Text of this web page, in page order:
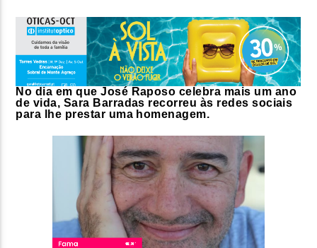
No dia em que José Raposo celebra mais um ano
de vida, Sara Barradas recorreu às redes sociais
para lhe prestar uma homenagem.